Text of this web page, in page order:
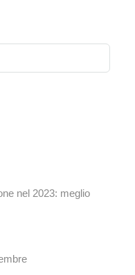
nel 2023: meglio